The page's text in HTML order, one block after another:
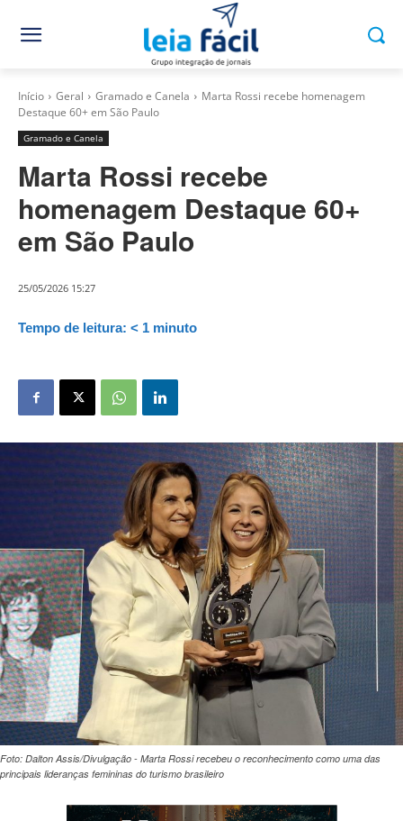
Início Geral Gramado e Canela
Marta Rossi recebe homenagem
Destaque 60+ em São Paulo
Gramado e Canela
Marta Rossi recebe
homenagem Destaque 60+
em São Paulo
25/05/2026 15:27
Tempo de leitura: < 1 minuto
Foto: Dalton Assis/Divulgação - Marta Rossi recebeu o reconhecimento como uma das
principais lideranças femininas do turismo brasileiro